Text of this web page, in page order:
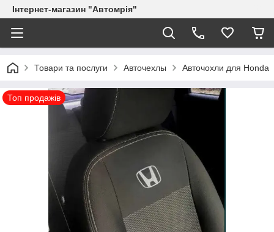
Інтернет-магазин "Автомрія"
Товари та послуги Авточехлы Авточохли для Honda
Топ продажів